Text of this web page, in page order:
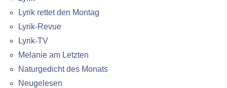
Lyrik rettet den Montag
Lyrik-Revue
Lyrik-TV
Melanie am Letzten
Naturgedicht des Monats
Neugelesen